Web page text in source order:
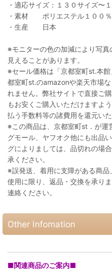
・適応サイズ：１３０サイズ〜
・素材 ポリエステル１００％
・生産 日本
※モニターの色の加減により写
見えることがあります。
※セール価格は「京都室町st.本
都室町st.のamazonや楽天市場
れません。弊社サイトで直接ご
もお安くご購入いただけますよ
払う手数料等の諸費用を還元いた
※この商品は、京都室町st．が運
グモール、ヤフオク他にも出品
グによりましては、品切れの場
承ください。
※誤発送、着用に支障がある商
使用に限り、返品・交換を承り
連絡ください。
Other Infomation
■関連商品のご案内■